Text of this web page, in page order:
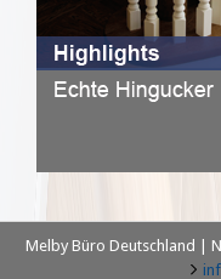
Melby Büro Deutschland |